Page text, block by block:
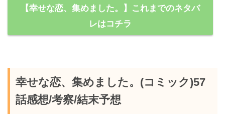
【幸せな恋、集めました。】これまでのネタバ
レはコチラ
幸せな恋、集めました。(コミック)57
話感想/考察/結末予想